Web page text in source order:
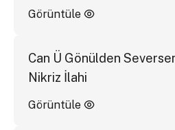
Görüntüle
Can Ü Gönülden
Nikriz İlahi
Görüntüle